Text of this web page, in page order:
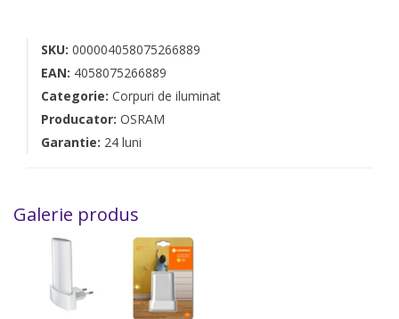
SKU: 000004058075266889
EAN: 4058075266889
Categorie: Corpuri de iluminat
Producator: OSRAM
Garantie: 24 luni
Galerie produs